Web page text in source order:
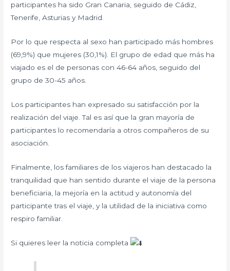
participantes ha sido Gran Canaria, seguido de Cádiz,
Tenerife, Asturias y Madrid.
Por lo que respecta al sexo han participado más hombres
(69,9%) que mujeres (30,1%). El grupo de edad que más ha
viajado es el de personas con 46-64 años, seguido del
grupo de 30-45 años.
Los participantes han expresado su satisfacción por la
realización del viaje. Tal es así que la gran mayoría de
participantes lo recomendaría a otros compañeros de su
asociación.
Finalmente, los familiares de los viajeros han destacado la
tranquilidad que han sentido durante el viaje de la persona
beneficiaria, la mejoría en la actitud y autonomía del
participante tras el viaje, y la utilidad de la iniciativa como
respiro familiar.
Si quieres leer la noticia completa